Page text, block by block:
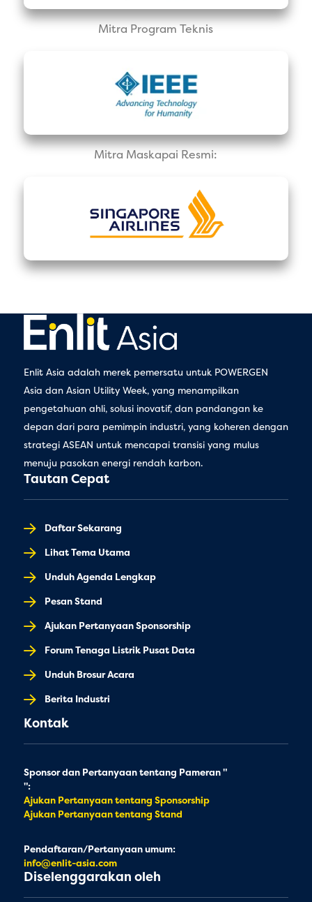
Mitra Program Teknis
Mitra Maskapai Resmi:
Enlit Asia adalah merek pemersatu untuk POWERGEN
Asia dan Asian Utility Week, yang menampilkan
pengetahuan ahli, solusi inovatif, dan pandangan ke
depan dari para pemimpin industri, yang koheren dengan
strategi ASEAN untuk mencapai transisi yang mulus
menuju pasokan energi rendah karbon.
Tautan Cepat
Daftar Sekarang
Lihat Tema Utama
Unduh Agenda Lengkap
Pesan Stand
Ajukan Pertanyaan Sponsorship
Forum Tenaga Listrik Pusat Data
Unduh Brosur Acara
Berita Industri
Kontak
Sponsor dan Pertanyaan tentang Pameran "
":
Ajukan Pertanyaan tentang Sponsorship
Ajukan Pertanyaan tentang Stand
Pendaftaran/Pertanyaan umum:
info@enlit-asia.com
Diselenggarakan oleh